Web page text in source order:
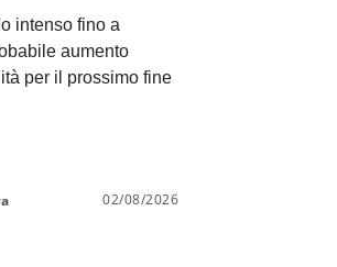
intenso fino a
aumento
per il prossimo fine
02/08/2026